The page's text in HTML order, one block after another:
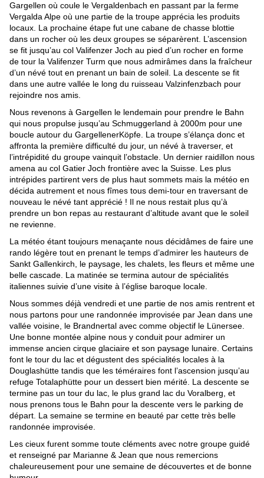
Gargellen où coule le Vergaldenbach en passant par la ferme
Vergalda Alpe où une partie de la troupe apprécia les produits
locaux. La prochaine étape fut une cabane de chasse blottie
dans un rocher où les deux groupes se séparèrent. L’ascension
se fit jusqu’au col Valifenzer Joch au pied d’un rocher en forme
de tour la Valifenzer Turm que nous admirâmes dans la fraîcheur
d’un névé tout en prenant un bain de soleil. La descente se fit
dans une autre vallée le long du ruisseau Valzinfenzbach pour
rejoindre nos amis.
Nous revenons à Gargellen le lendemain pour prendre le Bahn
qui nous propulse jusqu’au Schmuggerland à 2000m pour une
boucle autour du GargellenerKöpfe. La troupe s’élança donc et
affronta la première difficulté du jour, un névé à traverser, et
l’intrépidité du groupe vainquit l’obstacle. Un dernier raidillon nous
amena au col Gatier Joch frontière avec la Suisse. Les plus
intrépides partirent vers de plus haut sommets mais la météo en
décida autrement et nous fîmes tous demi-tour en traversant de
nouveau le névé tant apprécié ! Il ne nous restait plus qu’à
prendre un bon repas au restaurant d’altitude avant que le soleil
ne revienne.
La météo étant toujours menaçante nous décidâmes de faire une
rando légère tout en prenant le temps d’admirer les hauteurs de
Sankt Gallenkirch, le paysage, les chalets, les fleurs et même une
belle cascade. La matinée se termina autour de spécialités
italiennes suivie d’une visite à l’église baroque locale.
Nous sommes déjà vendredi et une partie de nos amis rentrent et
nous partons pour une randonnée improvisée par Jean dans une
vallée voisine, le Brandnertal avec comme objectif le Lünersee.
Une bonne montée alpine nous y conduit pour admirer un
immense ancien cirque glaciaire et son paysage lunaire. Certains
font le tour du lac et dégustent des spécialités locales à la
Douglashütte tandis que les téméraires font l’ascension jusqu’au
refuge Totalaphütte pour un dessert bien mérité. La descente se
termine pas un tour du lac, le plus grand lac du Voralberg, et
nous prenons tous le Bahn pour la descente vers le parking de
départ. La semaine se termine en beauté par cette très belle
randonnée improvisée.
Les cieux furent somme toute cléments avec notre groupe guidé
et renseigné par Marianne & Jean que nous remercions
chaleureusement pour une semaine de découvertes et de bonne